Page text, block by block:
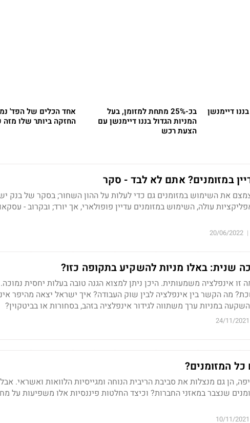
דיימנשן
בכ-25% מתחת למזומן, בעל
המניות הגדול בננו דיימנשן עם
הצעת רכש
אחד הכלים של הפד'
החזקה ביותר שלו מזה
במזומנים? אתם לא לבד - סקר
את השימוש במזומנים גם כדי לעלות על ההון השחור; בסקר של בנק
עולה, השימוש במזומנים עדיין פופולארי, אך יורד; ובקרוב -
|
20/06/2022
שנית: באלו מניות להשקיע בתקופה כזו?
זו אינפלציה משמעותית. היכן ניתן למצוא הגנה טובה בעלות יחסית
מה הקשר בין אינפלציה לבין שוק העבודה? איך ישראל יצאה מהיפר
24/11/2021
המזומנים?
הן גם מנצלות את סביבת הריבית הנוחה ומגייסיות הלוואות ואשראי.
שנצבר במאזני החברות? וכיצד החלטות פיננסיות אלו משפיעות על
10/11/2021